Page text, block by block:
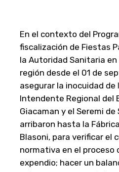
En el contexto del
fiscalización de Fiestas
la Autoridad Sanitaria
región desde el 01 de
asegurar la inocuidad de
Intendente Regional del
Giacaman y el Seremi de
arribaron hasta la
Blasoni, para verificar el
normativa en el proceso
expendio; hacer un